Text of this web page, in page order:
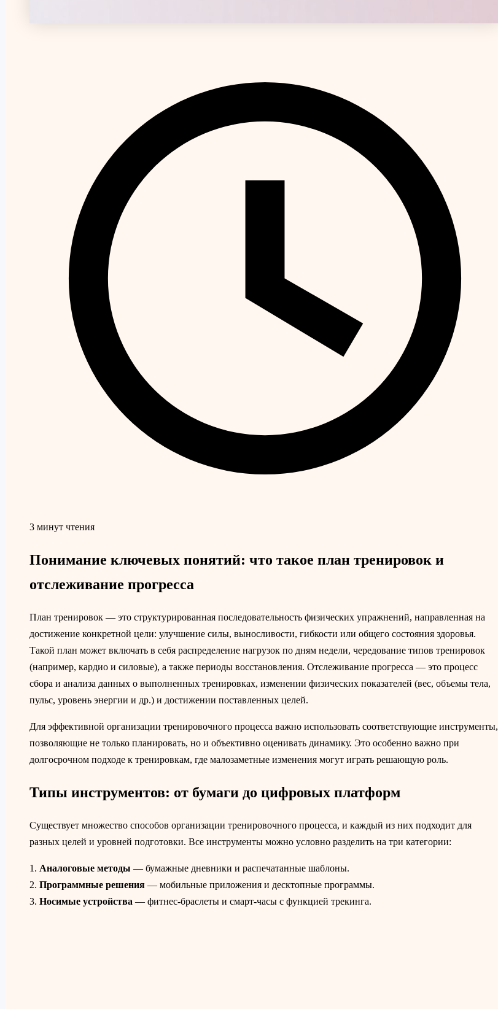
3 минут чтения
Понимание ключевых понятий: что такое план тренировок и
отслеживание прогресса
План тренировок — это структурированная последовательность физических упражнений, направленная на
достижение конкретной цели: улучшение силы, выносливости, гибкости или общего состояния здоровья.
Такой план может включать в себя распределение нагрузок по дням недели, чередование типов тренировок
(например, кардио и силовые), а также периоды восстановления. Отслеживание прогресса — это процесс
сбора и анализа данных о выполненных тренировках, изменении физических показателей (вес, объемы тела,
пульс, уровень энергии и др.) и достижении поставленных целей.
Для эффективной организации тренировочного процесса важно использовать соответствующие инструменты,
позволяющие не только планировать, но и объективно оценивать динамику. Это особенно важно при
долгосрочном подходе к тренировкам, где малозаметные изменения могут играть решающую роль.
Типы инструментов: от бумаги до цифровых платформ
Существует множество способов организации тренировочного процесса, и каждый из них подходит для
разных целей и уровней подготовки. Все инструменты можно условно разделить на три категории:
1. Аналоговые методы — бумажные дневники и распечатанные шаблоны.
2. Программные решения — мобильные приложения и десктопные программы.
3. Носимые устройства — фитнес-браслеты и смарт-часы с функцией трекинга.